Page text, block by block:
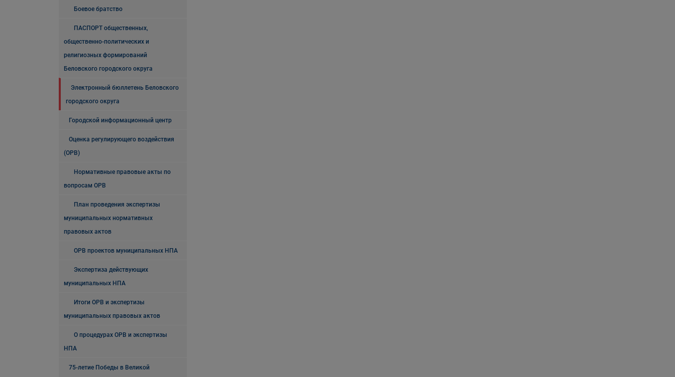
Боевое братство
ПАСПОРТ общественных,
общественно-политических и
религиозных формирований
Беловского городского округа
Электронный бюллетень Беловского
городского округа
Городской информационный центр
Оценка регулирующего воздействия
(ОРВ)
Нормативные правовые акты по
вопросам ОРВ
План проведения экспертизы
муниципальных нормативных
правовых актов
ОРВ проектов муниципальных НПА
Экспертиза действующих
муниципальных НПА
Итоги ОРВ и экспертизы
муниципальных правовых актов
О процедурах ОРВ и экспертизы
НПА
75-летие Победы в Великой